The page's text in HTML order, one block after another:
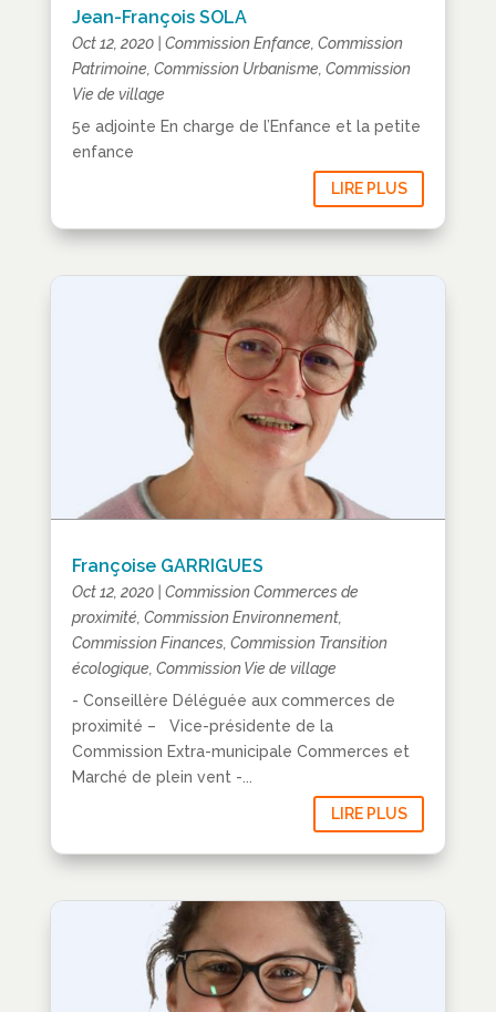
Jean-François SOLA
Oct 12, 2020| Commission Enfance Commission
Patrimoine Commission Urbanisme Commission
Vie de village
5e adjointe En charge de l’Enfance et la petite
enfance
LIRE PLUS
Françoise GARRIGUES
Oct 12, 2020| Commission Commerces de
proximité Commission Environnement,
Commission Finances, Commission Transition
écologique Commission Vie de village
- Conseillère Déléguée aux commerces de
proximité – Vice-présidente de la
Commission Extra-municipale Commerces et
Marché de plein vent -...
LIRE PLUS